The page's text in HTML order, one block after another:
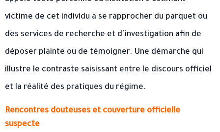
victime de cet individu à se rapprocher du parquet ou
des services de recherche et d’investigation afin de
déposer plainte ou de témoigner. Une démarche qui
illustre le contraste saisissant entre le discours officiel
et la réalité des pratiques du régime.
Rencontres douteuses et couverture officielle
suspecte